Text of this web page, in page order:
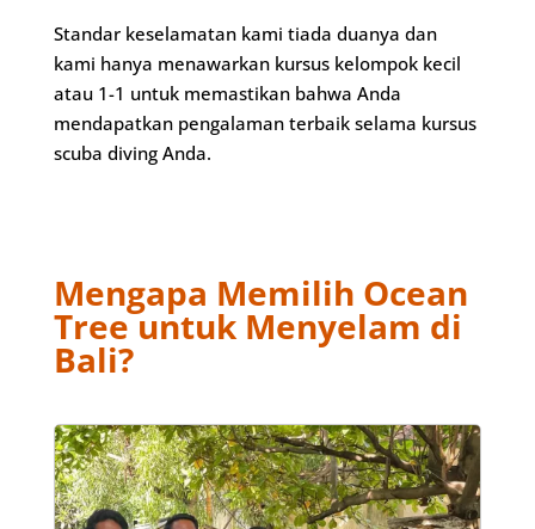
Standar keselamatan kami tiada duanya dan
kami hanya menawarkan kursus kelompok kecil
atau 1-1 untuk memastikan bahwa Anda
mendapatkan pengalaman terbaik selama kursus
scuba diving Anda.
Mengapa Memilih Ocean
Tree untuk Menyelam di
Bali?